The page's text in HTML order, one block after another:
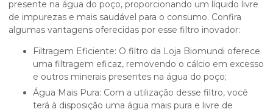
presente na água do poço, proporcionando um líquido livre
de impurezas e mais saudável para o consumo. Confira
algumas vantagens oferecidas por esse filtro inovador:
Filtragem Eficiente: O filtro da Loja Biomundi oferece
uma filtragem eficaz, removendo o cálcio em excesso
e outros minerais presentes na água do poço;
Água Mais Pura: Com a utilização desse filtro, você
terá à disposição uma água mais pura e livre de